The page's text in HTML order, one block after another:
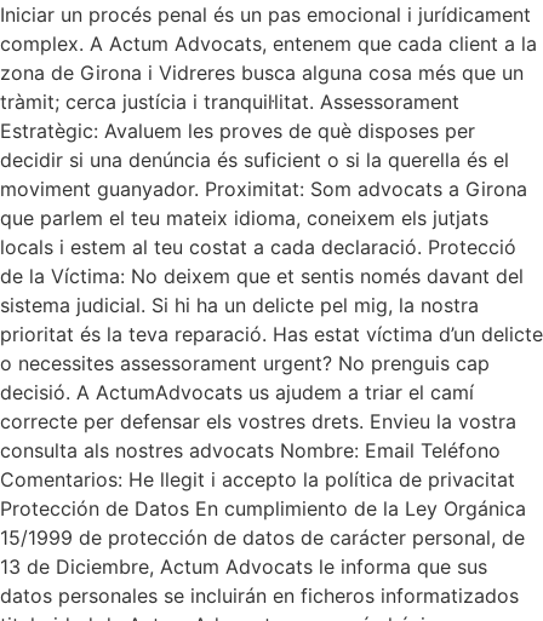
Iniciar un procés penal és un pas emocional i jurídicament
complex. A Actum Advocats, entenem que cada client a la
zona de Girona i Vidreres busca alguna cosa més que un
tràmit; cerca justícia i tranquil·litat. Assessorament
Estratègic: Avaluem les proves de què disposes per
decidir si una denúncia és suficient o si la querella és el
moviment guanyador. Proximitat: Som advocats a Girona
que parlem el teu mateix idioma, coneixem els jutjats
locals i estem al teu costat a cada declaració. Protecció
de la Víctima: No deixem que et sentis només davant del
sistema judicial. Si hi ha un delicte pel mig, la nostra
prioritat és la teva reparació. Has estat víctima d’un delicte
o necessites assessorament urgent? No prenguis cap
decisió. A ActumAdvocats us ajudem a triar el camí
correcte per defensar els vostres drets. Envieu la vostra
consulta als nostres advocats Nombre: Email Teléfono
Comentarios: He llegit i accepto la política de privacitat
Protección de Datos En cumplimiento de la Ley Orgánica
15/1999 de protección de datos de carácter personal, de
13 de Diciembre, Actum Advocats le informa que sus
datos personales se incluirán en ficheros informatizados